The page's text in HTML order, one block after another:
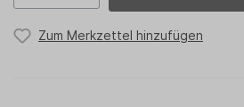
Zum Merkzettel hinzufügen